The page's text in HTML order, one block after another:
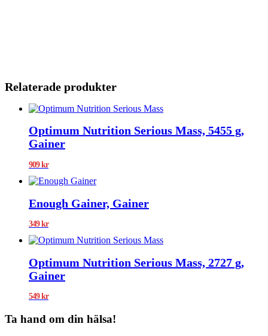
Relaterade produkter
Optimum Nutrition Serious Mass, 5455 g,
Gainer
909kr
Enough Gainer, Gainer
349kr
Optimum Nutrition Serious Mass, 2727 g,
Gainer
549kr
Ta hand om din hälsa!